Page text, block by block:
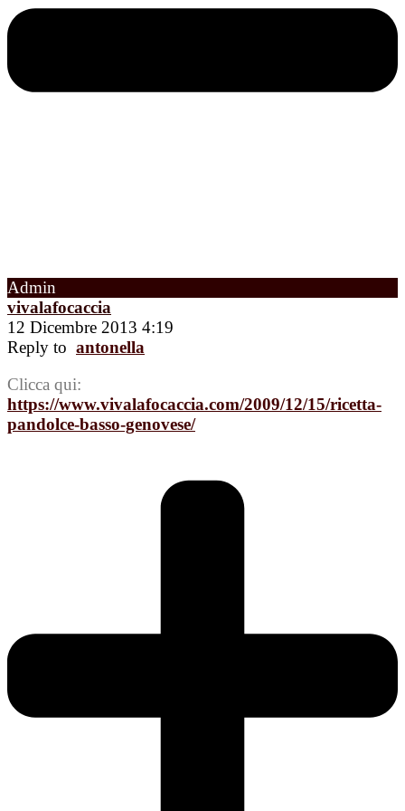
Admin
vivalafocaccia
12 Dicembre 2013 4:19
Reply to antonella
Clicca qui:
https://www.vivalafocaccia.com/2009/12/15/ricetta-
pandolce-basso-genovese/